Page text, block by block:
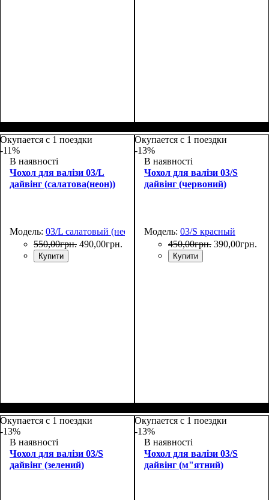
Окупается с 1 поездки
-11%
В наявності
Чохол для валізи 03/L
дайвінг (салатова(неон))
Модель: 03/L салатовый (неон)
550,00грн. 490,00грн.
Купити
Окупается с 1 поездки
-13%
В наявності
Чохол для валізи 03/S
дайвінг (червоний)
Модель: 03/S красный
450,00грн. 390,00грн.
Купити
Окупается с 1 поездки
-13%
В наявності
Чохол для валізи 03/S
дайвінг (зелений)
Окупается с 1 поездки
-13%
В наявності
Чохол для валізи 03/S
дайвінг (м"ятний)